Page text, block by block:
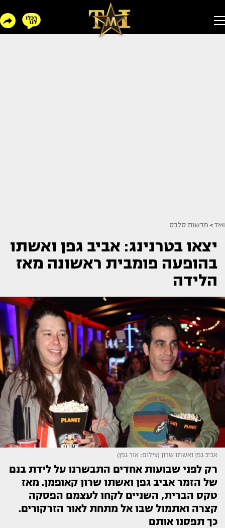
TMI
> חדשות סלבס
יצאו בטרנינג: אביב גפן ואשתו
בהופעה פומבית ראשונה מאז
הלידה
אביב גפן ואשתו שרון (צילום: אור גפן)
רק לפני שבועות אחדים התבשרנו על לידת בנם
של הזמר אביב גפן ואשתו שרון קאופמן. מאז
טקס הברית, השניים לקחו לעצמם הפסקה
קצרה ואתמול שבו אל מתחת לאור הזרקורים.
כך תפסנו אותם